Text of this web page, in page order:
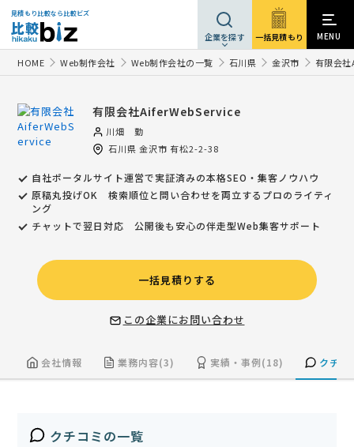
見積もり比較なら比較ビズ
企業を探す 一括見積もり MENU
HOME Web制作会社 Web制作会社の一覧 石川県 金沢市 有限会
有限会社AiferWebService
川畑 勤
石川県 金沢市 有松2-2-38
自社ポータルサイト運営で実証済みの本格SEO・集客ノウハウ
原稿丸投げOK 検索順位と問い合わせを両立するプロのライティ
ング
チャットで翌日対応 公開後も安心の伴走型Web集客サポート
一括見積りする
この企業にお問い合わせ
会社情報 業務内容(3) 実績・事例(18) クチ
クチコミの一覧